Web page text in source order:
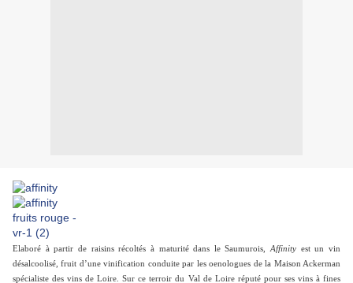
Elaboré à partir de raisins récoltés à maturité dans le Saumurois,Affinity est un vin
désalcoolisé, fruit d’une vinification conduite par lesoenologues de la Maison Ackerman
spécialiste des vinsde Loire.Sur ce terroir du Val de Loire réputé pour ses vins à fines